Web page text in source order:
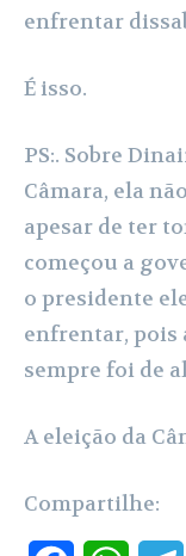
enfrentar
É isso.
PS:. Sobre
Câmara, ela
apesar de ter
começou a
o presidente
enfrentar, pois
sempre foi de
A eleição da
Compartilhe: